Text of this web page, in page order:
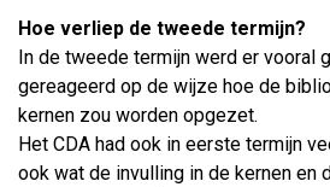
Hoe verliep de tweede termijn?
In de tweede termijn werd er vooral
gereageerd op de wijze hoe de
kernen zou worden opgezet.
Het CDA had ook in eerste termijn
ook wat de invulling in de kernen en